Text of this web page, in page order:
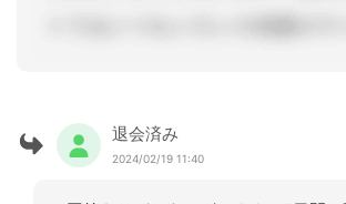
退会済み
2024/02/19 11:40